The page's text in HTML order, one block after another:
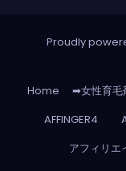
Proudly
Home ➡女性育毛
AFFINGER4
アフィリエ